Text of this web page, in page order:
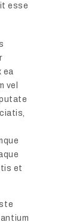
esse
ea
vel
et